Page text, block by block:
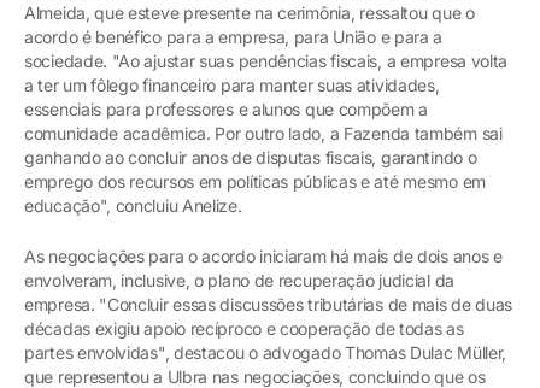
Almeida, que esteve presente na cerimônia, ressaltou que o
acordo é benéfico para a empresa, para União e para a
sociedade. "Ao ajustar suas pendências fiscais, a empresa volta
a ter um fôlego financeiro para manter suas atividades,
essenciais para professores e alunos que compõem a
comunidade acadêmica. Por outro lado, a Fazenda também sai
ganhando ao concluir anos de disputas fiscais, garantindo o
emprego dos recursos em políticas públicas e até mesmo em
educação", concluiu Anelize.
As negociações para o acordo iniciaram há mais de dois anos e
envolveram, inclusive, o plano de recuperação judicial da
empresa. "Concluir essas discussões tributárias de mais de duas
décadas exigiu apoio recíproco e cooperação de todas as
partes envolvidas", destacou o advogado Thomas Dulac Müller,
que representou a Ulbra nas negociações, concluindo que os